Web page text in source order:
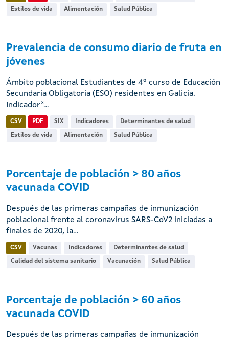
Estilos de vida Alimentación Salud Pública
Prevalencia de consumo diario de fruta en
jóvenes
Ámbito poblacional Estudiantes de 4º curso de Educación
Secundaria Obligatoria (ESO) residentes en Galicia.
Indicador*...
CSV PDF SIX Indicadores Determinantes de salud
Estilos de vida Alimentación Salud Pública
Porcentaje de población > 80 años
vacunada COVID
Después de las primeras campañas de inmunización
poblacional frente al coronavirus SARS-CoV2 iniciadas a
finales de 2020, la...
CSV Vacunas Indicadores Determinantes de salud
Calidad del sistema sanitario Vacunación Salud Pública
Porcentaje de población > 60 años
vacunada COVID
Después de las primeras campañas de inmunización